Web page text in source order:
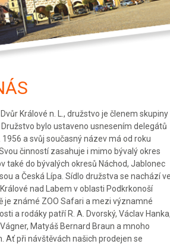
Dvůr Králové n. L., družstvo je členem skupiny
Družstvo bylo ustaveno usnesením delegátů
1956 a svůj současný název má od roku
činností zasahuje i mimo bývalý okres
také do bývalých okresů Náchod, Jablonec
a Česká Lípa. Sídlo družstva se nachází
nad Labem v oblasti Podkrkonoší
je známé ZOO Safari a mezi významné
a rodáky patří R. A. Dvorský, Václav
Matyáš Bernard Braun a mnoho
Ať při návštěvách našich prodejen se